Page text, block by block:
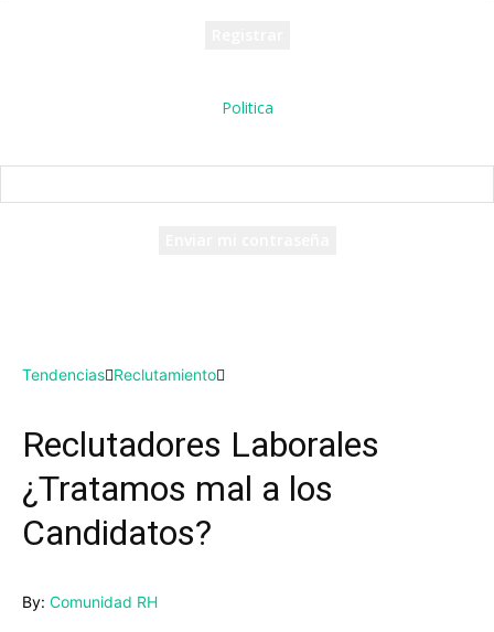
Politica
Tendencias Reclutamiento
Reclutadores Laborales
¿Tratamos mal a los
Candidatos?
By: Comunidad RH